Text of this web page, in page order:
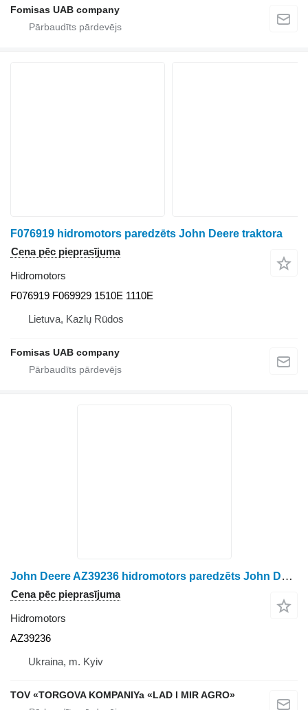
Fomisas UAB company
F076919 hidromotors paredzēts John Deere traktora
Cena pēc pieprasījuma
Hidromotors
F076919 F069929 1510E 1110E
Lietuva, Kazlų Rūdos
Fomisas UAB company
John Deere AZ39236 hidromotors paredzēts John Deere 6610 riteņtraktora
Cena pēc pieprasījuma
Hidromotors
AZ39236
Ukraina, m. Kyiv
TOV «TORGOVA KOMPANIYa «LAD I MIR AGRO»